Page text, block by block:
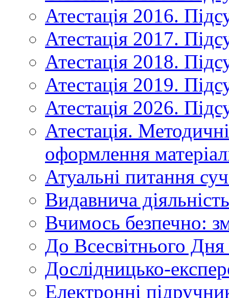
Атестація 2016.
Атестація 2017.
Атестація 2018.
Атестація 2019.
Атестація 2026.
Атестація.
оформлення
Атуальні питання
Видавнича діяльність
Вчимось безпечно:
До Всесвітнього Дня
Дослідницько-
Електронні